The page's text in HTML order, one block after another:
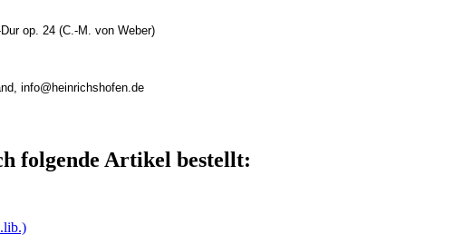
op. 24 (C.-M. von Weber)
info@heinrichshofen.de
folgende Artikel bestellt: